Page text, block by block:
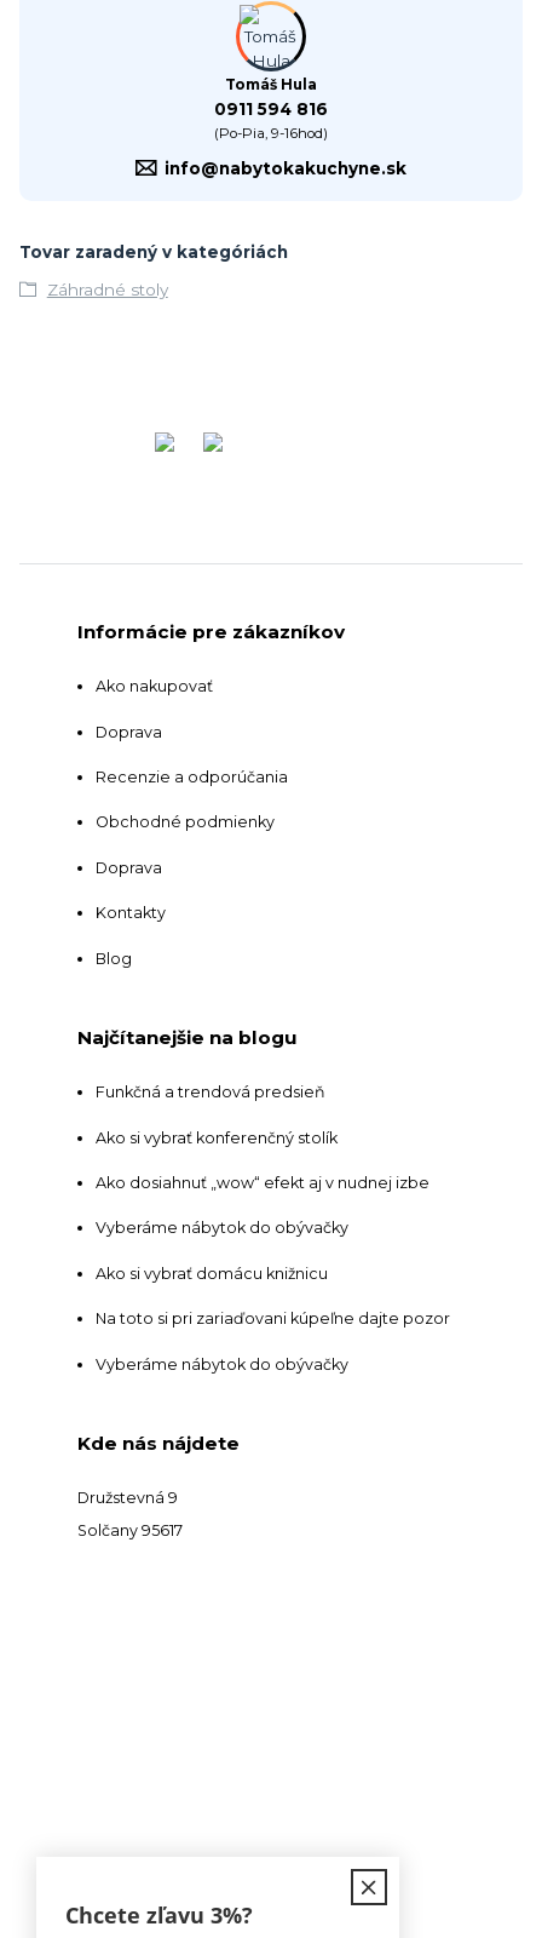
Tomáš Hula
0911 594 816
(Po-Pia, 9-16hod)
info@nabytokakuchyne.sk
Tovar zaradený v kategóriách
Záhradné stoly
Informácie pre zákazníkov
Ako nakupovať
Doprava
Recenzie a odporúčania
Obchodné podmienky
Doprava
Kontakty
Blog
Najčítanejšie na blogu
Funkčná a trendová predsieň
Ako si vybrať konferenčný stolík
Ako dosiahnuť „wow“ efekt aj v nudnej izbe
Vyberáme nábytok do obývačky
Ako si vybrať domácu knižnicu
Na toto si pri zariaďovani kúpeľne dajte pozor
Vyberáme nábytok do obývačky
Kde nás nájdete
Družstevná 9
Solčany 95617
Chcete zľavu 3%?